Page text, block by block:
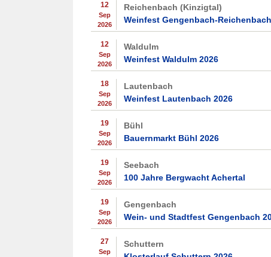
12
Sep
2026
Reichenbach (Kinzigtal)
Weinfest Gengenbach-
12
Sep
2026
Waldulm
Weinfest Waldulm 2026
18
Sep
2026
Lautenbach
Weinfest Lautenbach 2026
19
Sep
2026
Bühl
Bauernmarkt Bühl 2026
19
Sep
2026
Seebach
100 Jahre Bergwacht Achertal
19
Sep
2026
Gengenbach
Wein- und Stadtfest Gengenbach
27
Sep
Schuttern